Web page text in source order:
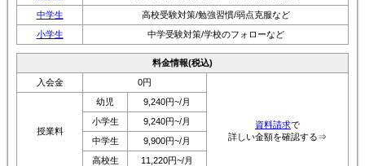
中学生
高校受験対策/勉強習慣/弱点克服など
小学生
中学受験対策/学校のフォローなど
料金情報(税込)
入会金
0円
資料請求で
詳しい金額を確認する⇒
授業料
幼児
9,240円~/月
小学生
9,240円~/月
中学生
9,900円~/月
高校生
11,220円~/月